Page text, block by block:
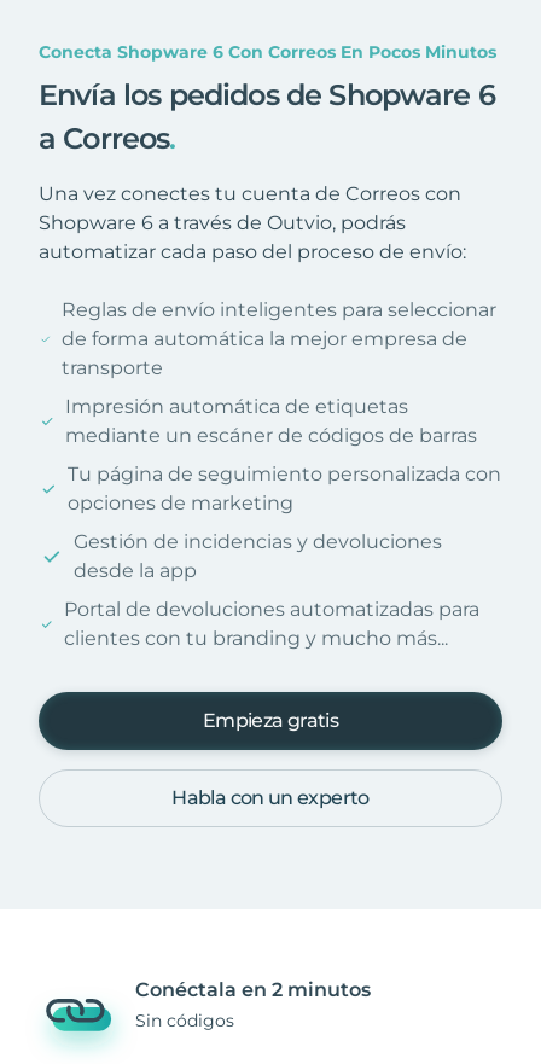
Conecta Shopware 6 Con Correos En Pocos Minutos
Envía los pedidos de Shopware 6
a Correos.
Una vez conectes tu cuenta de Correos con
Shopware 6 a través de Outvio, podrás
automatizar cada paso del proceso de envío:
Reglas de envío inteligentes para seleccionar
de forma automática la mejor empresa de
transporte
Impresión automática de etiquetas
mediante un escáner de códigos de barras
Tu página de seguimiento personalizada con
opciones de marketing
Gestión de incidencias y devoluciones
desde la app
Portal de devoluciones automatizadas para
clientes con tu branding y mucho más...
Empieza gratis
Habla con un experto
Conéctala en 2 minutos
Sin códigos